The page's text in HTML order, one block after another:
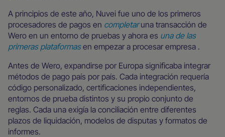
A principios de este año, Nuvei fue uno de los primeros
procesadores de pagos en completaruna transacción de
Wero en un entorno de pruebas y ahora es una de las
primeras plataformasen empezar a procesar empresa .
Antes de Wero, expandirse por Europa significaba integrar
métodos de pago país por país. Cada integración requería
código personalizado, certificaciones independientes,
entornos de prueba distintos y su propio conjunto de
reglas. Cada una exigía la conciliación entre diferentes
plazos de liquidación, modelos de disputas y formatos de
informes.